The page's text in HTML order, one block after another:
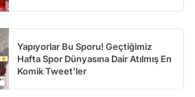
Yapıyorlar Bu Sporu! Geçtiğimiz
Hafta Spor Dünyasına Dair Atılmış En
Komik Tweet'ler